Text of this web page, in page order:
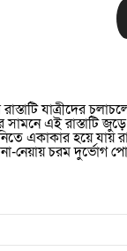
যাত্রীদের
সামনে এই রাস্তাটি
একাকার হয়ে যায়
নেয়ায় চরম দুর্ভোগ